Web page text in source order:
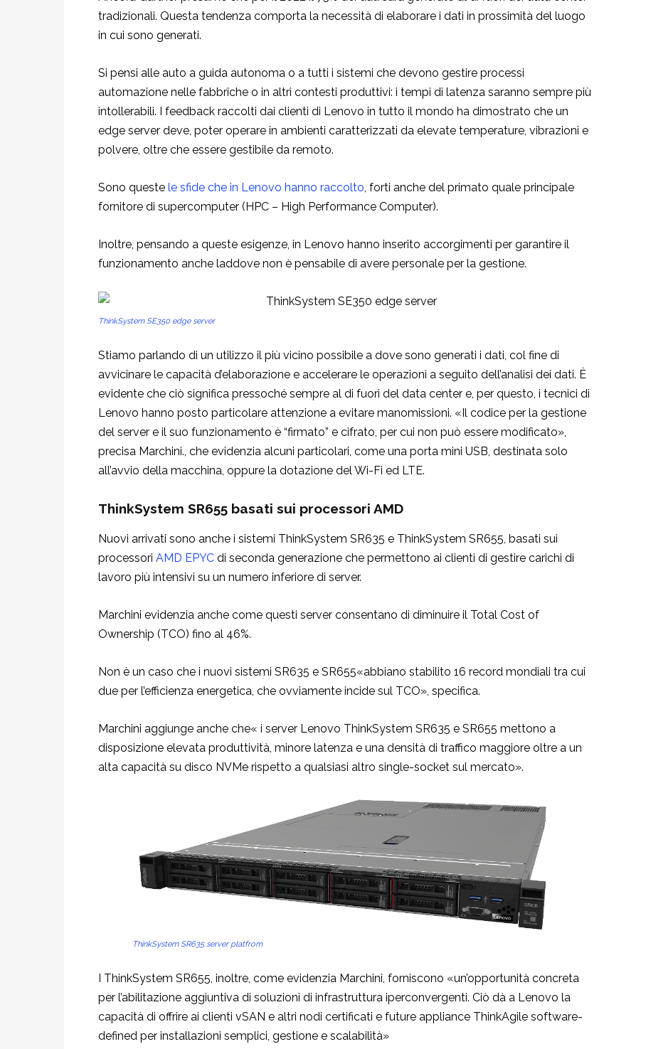
tradizionali. Questa tendenza comporta la necessità di elaborare i dati in prossimità del luogo
in cui sono generati.
Si pensi alle auto a guida autonoma o a tutti i sistemi che devono gestire processi
automazione nelle fabbriche o in altri contesti produttivi: i tempi di latenza saranno sempre più
intollerabili. I feedback raccolti dai clienti di Lenovo in tutto il mondo ha dimostrato che un
edge server deve, poter operare in ambienti caratterizzati da elevate temperature, vibrazioni e
polvere, oltre che essere gestibile da remoto.
Sono queste le sfide che in Lenovo hanno raccolto , forti anche del primato quale principale
fornitore di supercomputer (HPC – High Performance Computer).
Inoltre, pensando a queste esigenze, in Lenovo hanno inserito accorgimenti per garantire il
funzionamento anche laddove non è pensabile di avere personale per la gestione.
ThinkSystem SE350 edge server
Stiamo parlando di un utilizzo il più vicino possibile a dove sono generati i dati, col fine di
avvicinare le capacità d’elaborazione e accelerare le operazioni a seguito dell’analisi dei dati. È
evidente che ciò significa pressoché sempre al di fuori del data center e, per questo, i tecnici di
Lenovo hanno posto particolare attenzione a evitare manomissioni. «Il codice per la gestione
del server e il suo funzionamento è “firmato” e cifrato, per cui non può essere modificato»,
precisa Marchini., che evidenzia alcuni particolari, come una porta mini USB, destinata solo
all’avvio della macchina, oppure la dotazione del Wi-Fi ed LTE.
ThinkSystem SR655 basati sui processori AMD
Nuovi arrivati sono anche i sistemi ThinkSystem SR635 e ThinkSystem SR655, basati sui
processori AMD EPYC di seconda generazione che permettono ai clienti di gestire carichi di
lavoro più intensivi su un numero inferiore di server.
Marchini evidenzia anche come questi server consentano di diminuire il Total Cost of
Ownership (TCO) fino al 46%.
Non è un caso che i nuovi sistemi SR635 e SR655«abbiano stabilito 16 record mondiali tra cui
due per l’efficienza energetica, che ovviamente incide sul TCO», specifica.
Marchini aggiunge anche che« i server Lenovo ThinkSystem SR635 e SR655 mettono a
disposizione elevata produttività, minore latenza e una densità di traffico maggiore oltre a un
alta capacità su disco NVMe rispetto a qualsiasi altro single-socket sul mercato».
ThinkSystem SR635 server platfrom
I ThinkSystem SR655, inoltre, come evidenzia Marchini, forniscono «un’opportunità concreta
per l’abilitazione aggiuntiva di soluzioni di infrastruttura iperconvergenti. Ciò dà a Lenovo la
capacità di offrire ai clienti vSAN e altri nodi certificati e future appliance ThinkAgile software-
defined per installazioni semplici, gestione e scalabilità»